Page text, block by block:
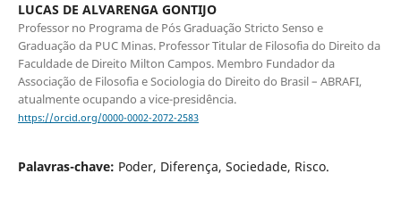
LUCAS DE ALVARENGA GONTIJO
Professor no Programa de Pós Graduação Stricto Senso e
Graduação da PUC Minas. Professor Titular de Filosofia do Direito da
Faculdade de Direito Milton Campos. Membro Fundador da
Associação de Filosofia e Sociologia do Direito do Brasil – ABRAFI,
atualmente ocupando a vice-presidência.
https://orcid.org/0000-0002-2072-2583
Palavras-chave: Poder, Diferença, Sociedade, Risco.